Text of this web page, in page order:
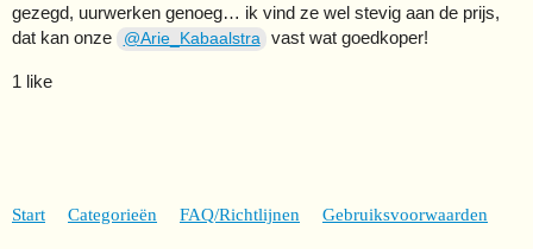
gezegd, uurwerken genoeg… ik vind ze wel stevig aan de prijs,
dat kan onze
@Arie_Kabaalstra vast wat goedkoper!
1 like
Start Categorieën FAQ/Richtlijnen Gebruiksvoorwaarden